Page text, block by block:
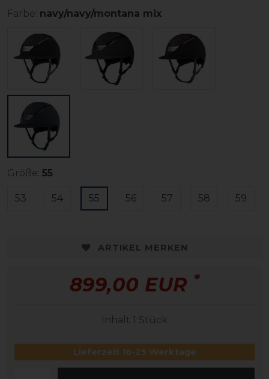
Farbe: navy/navy/montana mix
Größe: 55
53 54 55 56 57 58 59
ARTIKEL MERKEN
899,00 EUR *
Inhalt 1 Stück
Lieferzeit 16-25 Werktage